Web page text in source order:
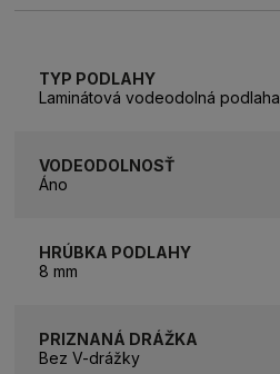
TYP PODLAHY
Laminátová vodeodolná podlaha
VODEODOLNOSŤ
Áno
HRÚBKA PODLAHY
8 mm
PRIZNANÁ DRÁŽKA
Bez V-drážky